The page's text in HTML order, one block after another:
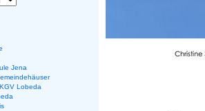
Jena
Lobeda